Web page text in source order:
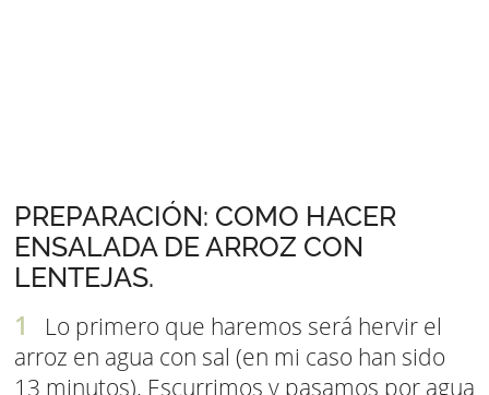
PREPARACIÓN: COMO HACER
ENSALADA DE ARROZ CON
LENTEJAS.
Lo primero que haremos será hervir el
arroz en agua con sal (en mi caso han sido
13 minutos). Escurrimos y pasamos por agua